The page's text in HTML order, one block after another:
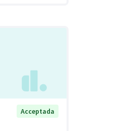
Acceptada